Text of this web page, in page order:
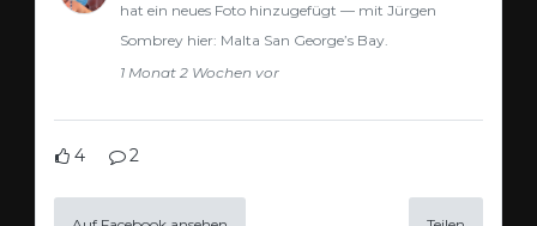
hat ein neues Foto hinzugefügt — mit Jürgen
Sombrey hier: Malta San George’s Bay.
1 Monat 2 Wochen vor
4 2